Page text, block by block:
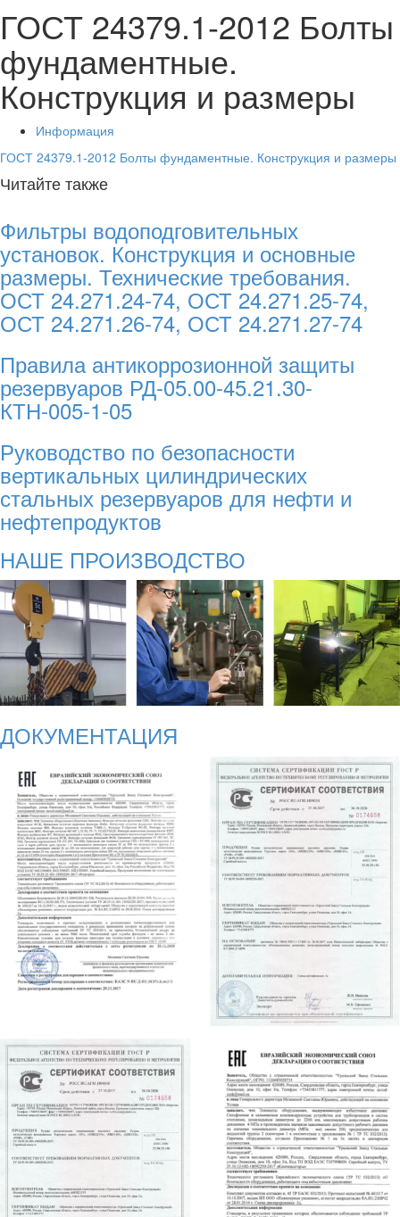
ГОСТ 24379.1-2012 Болты
фундаментные.
Конструкция и размеры
Информация
ГОСТ 24379.1-2012 Болты фундаментные. Конструкция и размеры
Читайте также
Фильтры водоподговительных
установок. Конструкция и основные
размеры. Технические требования.
ОСТ 24.271.24-74, ОСТ 24.271.25-74,
ОСТ 24.271.26-74, ОСТ 24.271.27-74
Правила антикоррозионной защиты
резервуаров РД-05.00-45.21.30-
КТН-005-1-05
Руководство по безопасности
вертикальных цилиндрических
стальных резервуаров для нефти и
нефтепродуктов
НАШЕ ПРОИЗВОДСТВО
ДОКУМЕНТАЦИЯ